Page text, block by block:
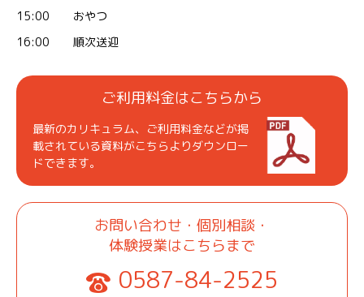
15:00
おやつ
16:00
順次送迎
ご利用料金はこちらから
最新のカリキュラム、ご利用料金などが掲
載されている資料がこちらよりダウンロー
ドできます。
お問い合わせ・個別相談・
体験授業はこちらまで
0587-84-2525